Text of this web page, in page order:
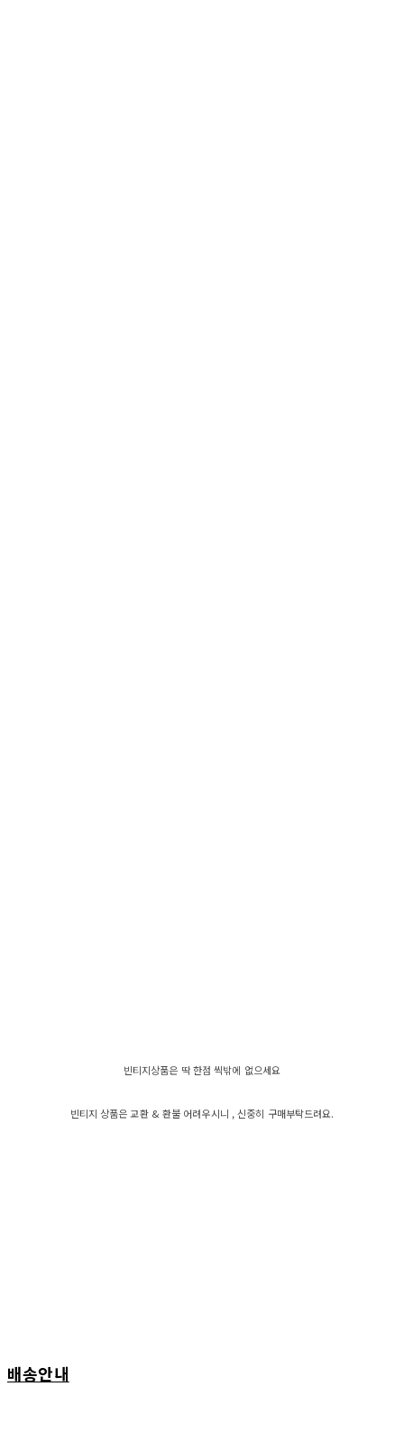
빈티지상품은 딱 한점 씩밖에 없으세요
빈티지 상품은 교환 & 환불 어려우시니 , 신중히 구매부탁드려요.
배송안내